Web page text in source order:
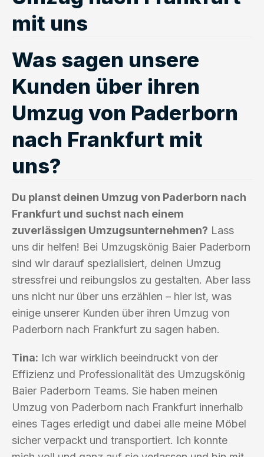
mit uns
Was sagen unsere
Kunden über ihren
Umzug von Paderborn
nach Frankfurt mit
uns?
Du planst deinen Umzug von Paderborn nach
Frankfurt und suchst nach einem
zuverlässigen Umzugsunternehmen? Lass
uns dir helfen! Bei Umzugskönig Baier Paderborn
sind wir darauf spezialisiert, deinen Umzug
stressfrei und reibungslos zu gestalten. Aber lass
uns nicht nur über uns erzählen – hier ist, was
einige unserer Kunden über ihren Umzug von
Paderborn nach Frankfurt zu sagen haben.
Tina: Ich war wirklich beeindruckt von der
Effizienz und Professionalität des Umzugskönig
Baier Paderborn Teams. Sie haben meinen
Umzug von Paderborn nach Frankfurt innerhalb
eines Tages erledigt und dabei alle meine Möbel
sicher verpackt und transportiert. Ich konnte